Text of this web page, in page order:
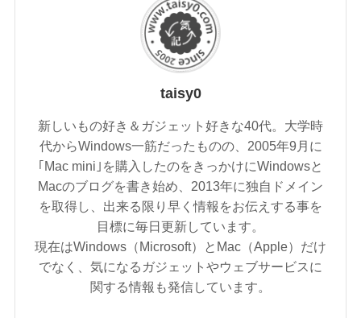
taisy0
新しいもの好き＆ガジェット好きな40代。大学時
代からWindows一筋だったものの、2005年9月に
｢Mac mini｣を購入したのをきっかけにWindowsと
Macのブログを書き始め、2013年に独自ドメイン
を取得し、出来る限り早く情報をお伝えする事を
目標に毎日更新しています。
現在はWindows（Microsoft）とMac（Apple）だけ
でなく、気になるガジェットやウェブサービスに
関する情報も発信しています。